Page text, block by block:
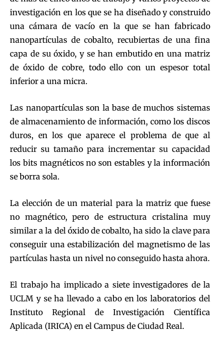
investigación en los que se ha diseñado y construido
una cámara de vacío en la que se han fabricado
nanopartículas de cobalto, recubiertas de una fina
capa de su óxido, y se han embutido en una matriz
de óxido de cobre, todo ello con un espesor total
inferior a una micra.
Las nanopartículas son la base de muchos sistemas
de almacenamiento de información, como los discos
duros, en los que aparece el problema de que al
reducir su tamaño para incrementar su capacidad
los bits magnéticos no son estables y la información
se borra sola.
La elección de un material para la matriz que fuese
no magnético, pero de estructura cristalina muy
similar a la del óxido de cobalto, ha sido la clave para
conseguir una estabilización del magnetismo de las
partículas hasta un nivel no conseguido hasta ahora.
El trabajo ha implicado a siete investigadores de la
UCLM y se ha llevado a cabo en los laboratorios del
Instituto Regional de Investigación Científica
Aplicada (IRICA) en el Campus de Ciudad Real.